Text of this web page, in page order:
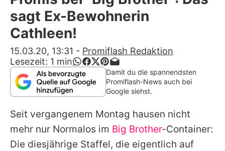
Alle Themen auf Promiflash
App runterladen
Team
Redaktionelle Richtlinien
Impressum
Datenschutzerklärung
sagt Ex-Bewohnerin
Cathleen!
15.03.20, 13:31 - Promiflash Redaktion
Lesezeit: 1 min
Damit du die spannendsten
Promiflash-News auch bei
Google siehst.
Seit vergangenem Montag hausen nicht
mehr nur Normalos im Big Brother-Container:
Die diesjährige Staffel, die eigentlich auf